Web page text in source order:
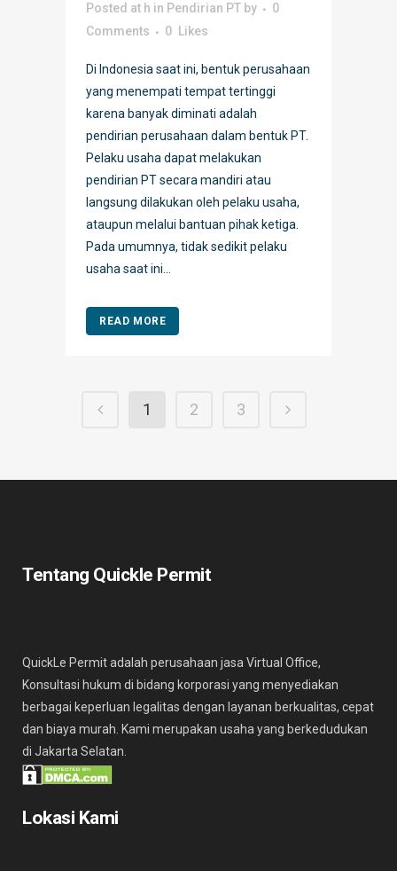
Posted at h in Pendirian PT by
0
Comments
0 Likes
Di Indonesia saat ini, bentuk perusahaan
yang menempati tempat tertinggi
karena banyak diminati adalah
pendirian perusahaan dalam bentuk PT.
Pelaku usaha dapat melakukan
pendirian PT secara mandiri atau
langsung dilakukan oleh pelaku usaha,
ataupun melalui bantuan pihak ketiga.
Pada umumnya, tidak sedikit pelaku
usaha saat ini...
READ MORE
1 2 3
Tentang Quickle Permit
QuickLe Permit adalah perusahaan jasa Virtual Office,
Konsultasi hukum di bidang korporasi yang menyediakan
berbagai keperluan legalitas dengan layanan berkualitas, cepat
dan biaya murah. Kami merupakan usaha yang berkedudukan
di Jakarta Selatan.
Lokasi Kami